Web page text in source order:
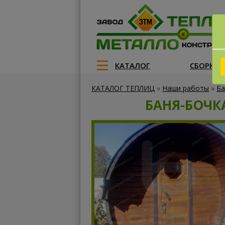
КАТАЛОГ СБОРКА
КАТАЛОГ ТЕПЛИЦ » Наши работы »
БАНЯ-